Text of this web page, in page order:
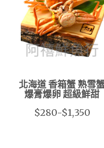
北海道 香箱蟹 熟雪
爆膏爆卵 超級鮮甜
$280-$1,350